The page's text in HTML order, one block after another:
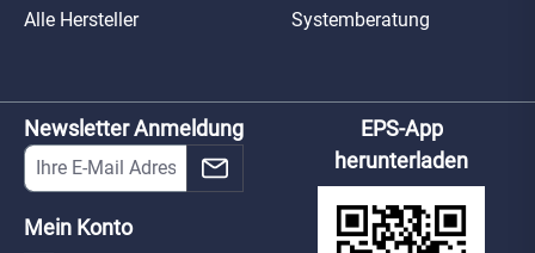
Alle Hersteller Systemberatung
Newsletter Anmeldung
Mein Konto
EPS-App
herunterladen